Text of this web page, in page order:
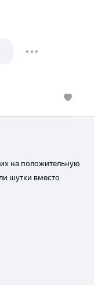
на положительную
шутки вместо